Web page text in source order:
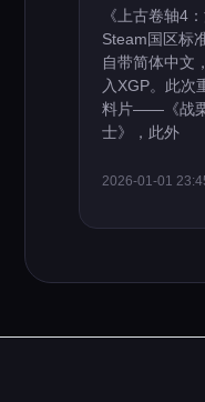
《上古卷轴4
Steam国区标
自带简体中文
入XGP。此次
料片——《战
士》，此外
2026-01-01